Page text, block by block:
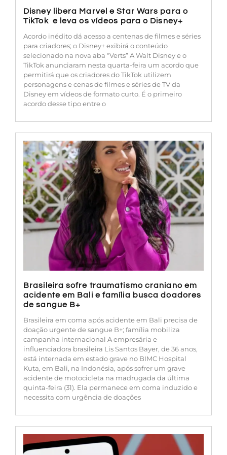
Disney libera Marvel e Star Wars para o
TikTok e leva os vídeos para o Disney+
Acordo inédito dá acesso a centenas de filmes e séries
para criadores; o Disney+ exibirá o conteúdo
selecionado na nova aba “Verts” A Walt Disney e o
TikTok anunciaram nesta quarta-feira um acordo que
permitirá que os criadores do TikTok utilizem
personagens e cenas de filmes e séries de TV da
Disney em vídeos de formato curto. É o primeiro
acordo desse tipo entre o
Brasileira sofre traumatismo craniano em
acidente em Bali e família busca doadores
de sangue B+
Brasileira em coma após acidente em Bali precisa de
doação urgente de sangue B+; família mobiliza
campanha internacional A empresária e
influenciadora brasileira Lis Santos Bayer, de 36 anos,
está internada em estado grave no BIMC Hospital
Kuta, em Bali, na Indonésia, após sofrer um grave
acidente de motocicleta na madrugada da última
quinta-feira (31). Ela permanece em coma induzido e
necessita com urgência de doações